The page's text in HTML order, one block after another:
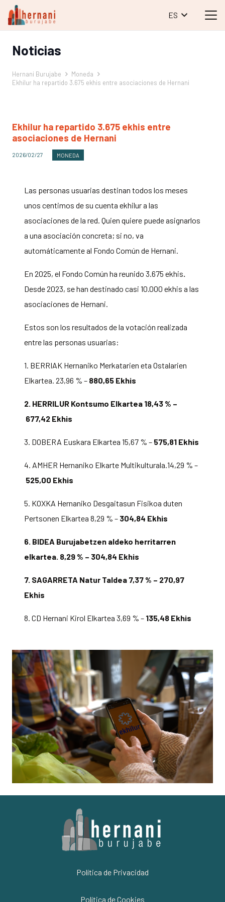
ES
Noticias
Hernani Burujabe
Moneda
Ekhilur ha repartido 3.675 ekhis entre asociaciones de Hernani
Ekhilur ha repartido 3.675 ekhis entre
asociaciones de Hernani
2026/02/27 MONEDA
Las personas usuarias destinan todos los meses
unos centimos de su cuenta ekhilur a las
asociaciones de la red. Quien quiere puede asignarlos
a una asociación concreta; si no, va
automáticamente al Fondo Común de Hernani.
En 2025, el Fondo Común ha reunido 3.675 ekhis.
Desde 2023, se han destinado casi 10.000 ekhis a las
asociaciones de Hernani.
Estos son los resultados de la votación realizada
entre las personas usuarias:
1. BERRIAK Hernaniko Merkatarien eta Ostalarien
Elkartea. 23,96 % – 880,65 Ekhis
2. HERRILUR Kontsumo Elkartea 18,43 % –
677,42 Ekhis
3. DOBERA Euskara Elkartea 15,67 % – 575,81 Ekhis
4. AMHER Hernaniko Elkarte Multikulturala.14,29 % –
525,00 Ekhis
5. KOXKA Hernaniko Desgaitasun Fisikoa duten
Pertsonen Elkartea 8,29 % – 304,84 Ekhis
6. BIDEA Burujabetzen aldeko herritarren
elkartea. 8,29 % – 304,84 Ekhis
7. SAGARRETA Natur Taldea 7,37 % – 270,97
Ekhis
8. CD Hernani Kirol Elkartea 3,69 % – 135,48 Ekhis
Política de Privacidad
Política de Cookies